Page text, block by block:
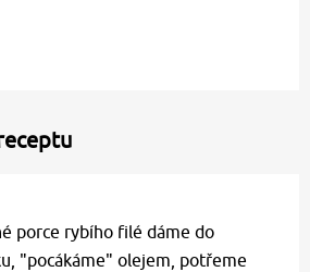
porce rybího filé dáme do
"pocákáme" olejem, potřeme